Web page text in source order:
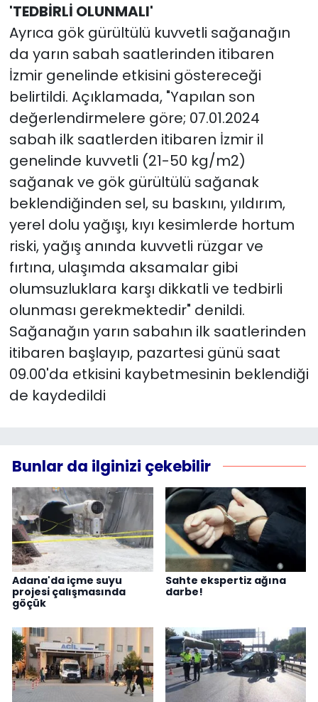
'TEDBİRLİ OLUNMALI'
Ayrıca gök gürültülü kuvvetli sağanağın
da yarın sabah saatlerinden itibaren
İzmir genelinde etkisini göstereceği
belirtildi. Açıklamada, "Yapılan son
değerlendirmelere göre; 07.01.2024
sabah ilk saatlerden itibaren İzmir il
genelinde kuvvetli (21-50 kg/m2)
sağanak ve gök gürültülü sağanak
beklendiğinden sel, su baskını, yıldırım,
yerel dolu yağışı, kıyı kesimlerde hortum
riski, yağış anında kuvvetli rüzgar ve
fırtına, ulaşımda aksamalar gibi
olumsuzluklara karşı dikkatli ve tedbirli
olunması gerekmektedir" denildi.
Sağanağın yarın sabahın ilk saatlerinden
itibaren başlayıp, pazartesi günü saat
09.00'da etkisini kaybetmesinin beklendiği
de kaydedildi
Bunlar da ilginizi çekebilir
Adana'da içme suyu
projesi çalışmasında
göçük
Sahte ekspertiz ağına
darbe!